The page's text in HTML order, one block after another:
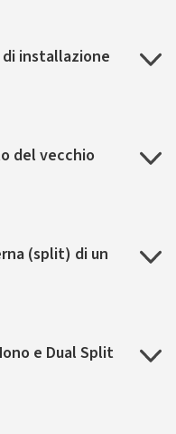
di installazione
del vecchio
(split) di un
e Dual Split